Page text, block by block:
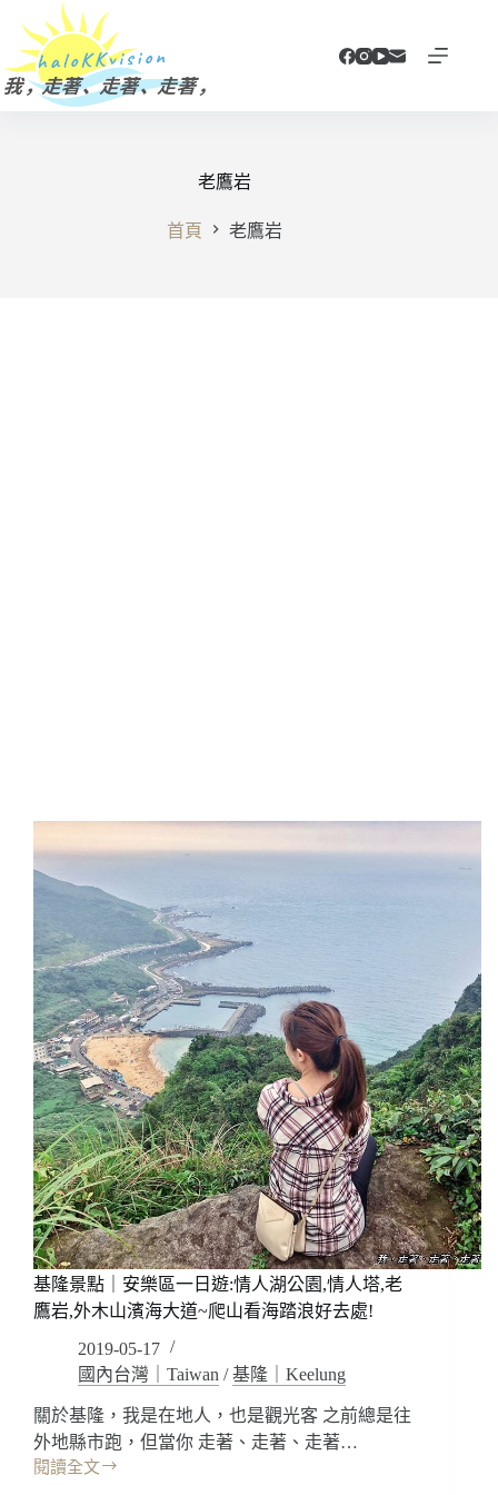
主
要
老鷹岩
首頁 老鷹岩
基隆景點｜安樂區一日遊:情人湖公園,情人塔,老
鷹岩,外木山濱海大道~爬山看海踏浪好去處!
2019-05-17
國內台灣｜Taiwan /基隆｜Keelung
關於基隆，我是在地人，也是觀光客 之前總是往
外地縣市跑，但當你 走著、走著、走著…
閱讀全文
基